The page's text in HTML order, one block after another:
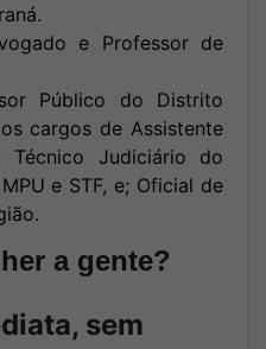
e Professor de
Público do Distrito
cargos de Assistente
Técnico Judiciário do
e STF, e; Oficial de
a gente?
sem